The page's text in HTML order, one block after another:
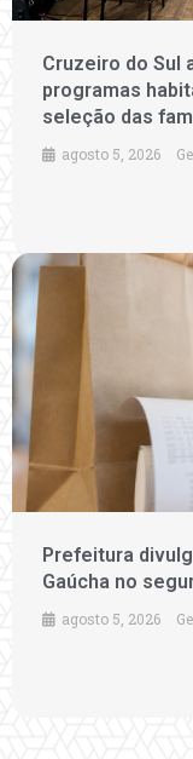
Cruzeiro do Sul
programas
seleção das
agosto 5, 2026
Prefeitura
Gaúcha no
agosto 5, 2026